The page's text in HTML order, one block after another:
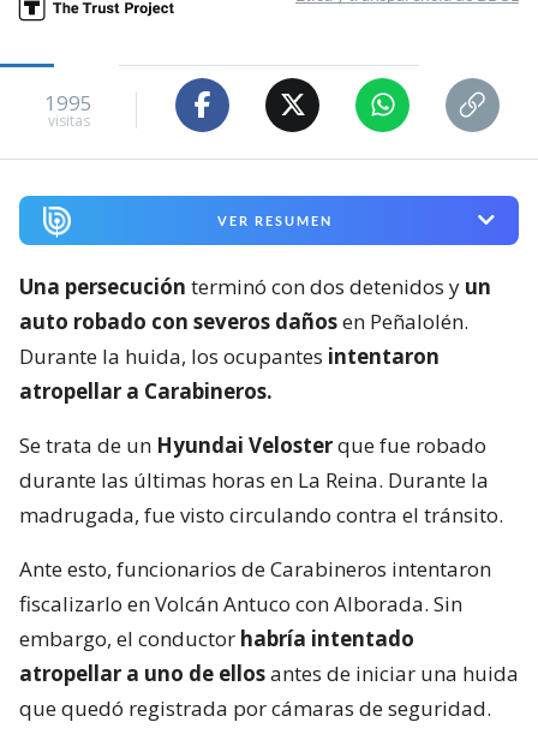
1995
visitas
VER RESUMEN
Una persecución terminó con dos detenidos y un
auto robado con severos dañosen Peñalolén.
Durante la huida, los ocupantes intentaron
atropellar a Carabineros.
Se trata de un Hyundai Velosterque fue robado
durante las últimas horas en La Reina. Durante la
madrugada, fue visto circulando contra el tránsito.
Ante esto, funcionarios de Carabineros intentaron
fiscalizarlo en Volcán Antuco con Alborada. Sin
embargo, el conductor habría intentado
atropellar a uno de ellosantes de iniciar una huida
que quedó registrada por cámaras de seguridad.